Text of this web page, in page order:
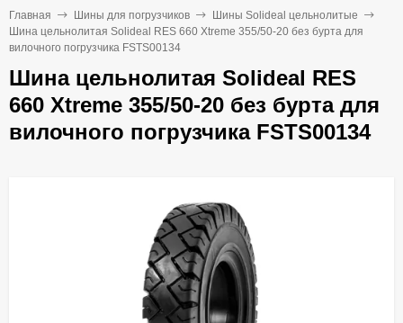
Главная Шины для погрузчиков
Шины Solideal цельнолитые
Шина цельнолитая Solideal RES 660 Xtreme 355/50-20 без бурта для
вилочного погрузчика FSTS00134
Шина цельнолитая Solideal RES
660 Xtreme 355/50-20 без бурта для
вилочного погрузчика FSTS00134